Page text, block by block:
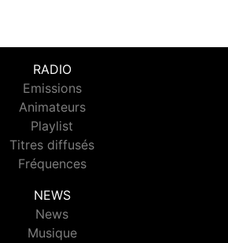
RADIO
Emissions
Animateurs
Playlist
Titres diffusés
Fréquences
NEWS
News
Musique